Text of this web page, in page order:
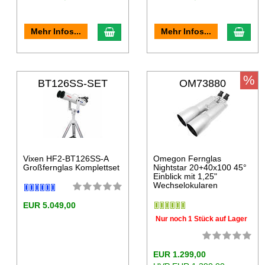
Mehr Infos... Mehr Infos...
BT126SS-SET
Vixen HF2-BT126SS-A
Großfernglas Komplettset
EUR 5.049,00
OM73880
Omegon Fernglas
Nightstar 20+40x100 45°
Einblick mit 1,25"
Wechselokularen
Nur noch 1 Stück auf Lager
EUR 1.299,00
%